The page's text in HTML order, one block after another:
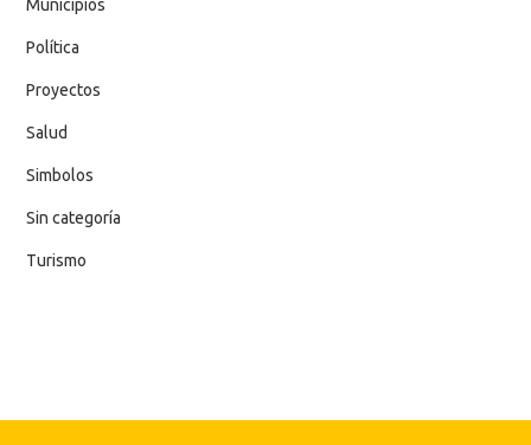
Municipios
Política
Proyectos
Salud
Simbolos
Sin categoría
Turismo